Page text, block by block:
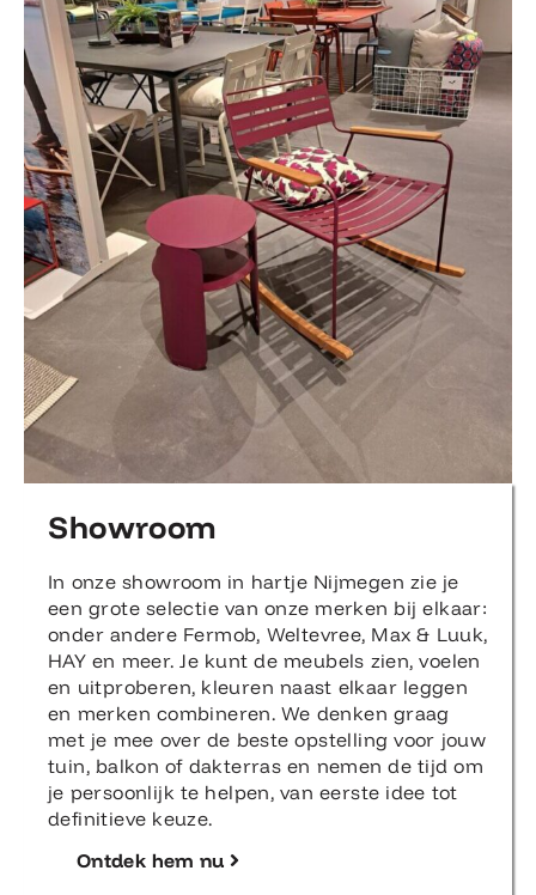
Showroom
In onze showroom in hartje Nijmegen zie je
een grote selectie van onze merken bij elkaar:
onder andere Fermob, Weltevree, Max & Luuk,
HAY en meer. Je kunt de meubels zien, voelen
en uitproberen, kleuren naast elkaar leggen
en merken combineren. We denken graag
met je mee over de beste opstelling voor jouw
tuin, balkon of dakterras en nemen de tijd om
je persoonlijk te helpen, van eerste idee tot
definitieve keuze.
Ontdek hem nu